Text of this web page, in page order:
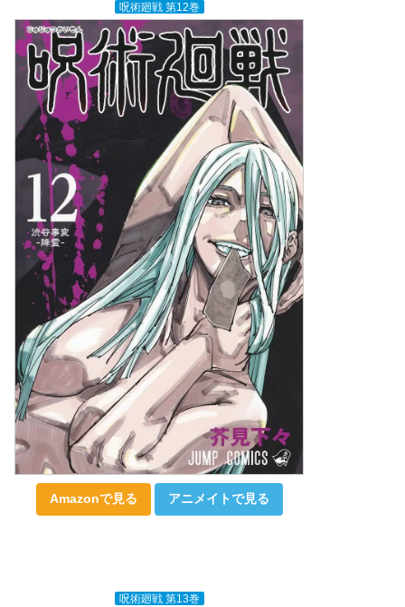
呪術廻戦 第12巻
Amazonで見る アニメイトで見る
呪術廻戦 第13巻